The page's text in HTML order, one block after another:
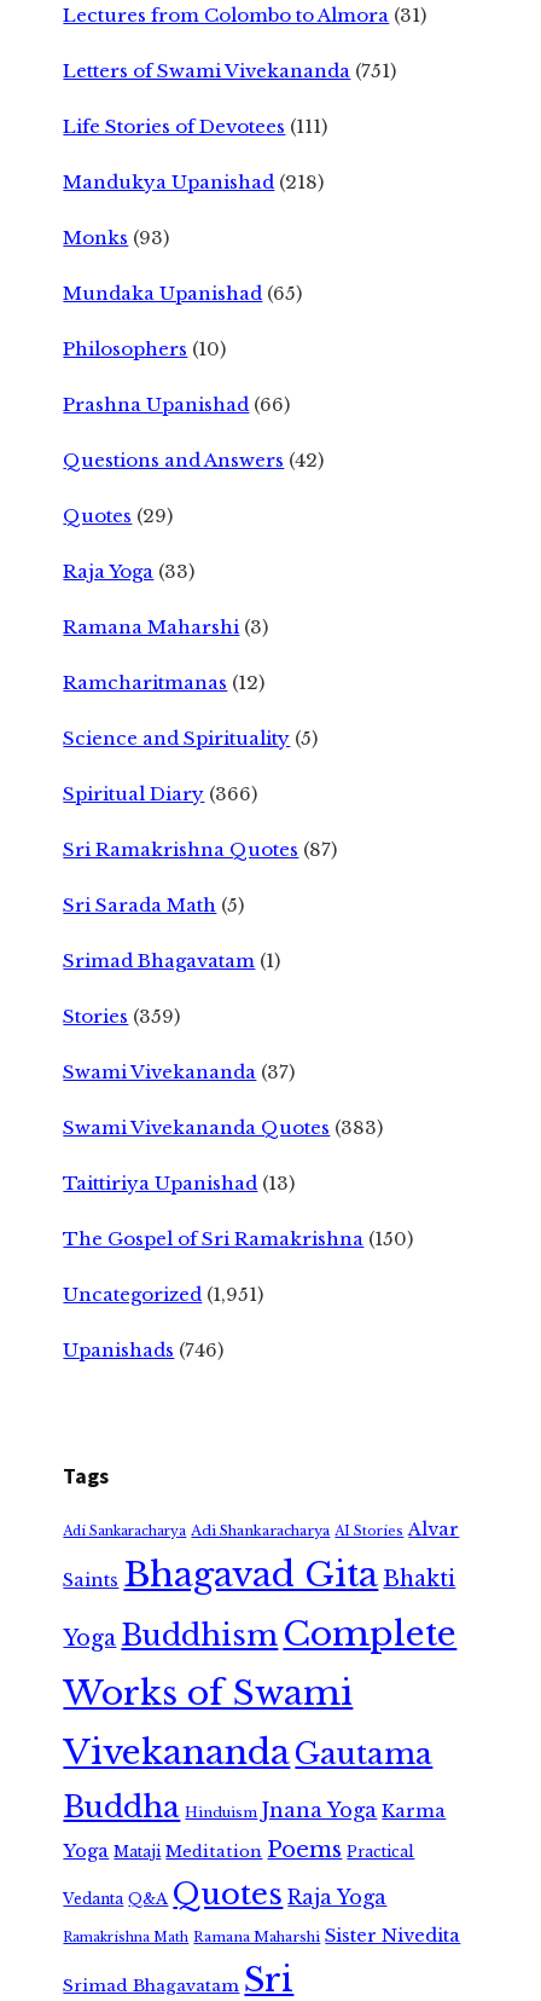
Lectures from Colombo to Almora (31)
Letters of Swami Vivekananda (751)
Life Stories of Devotees (111)
Mandukya Upanishad (218)
Monks (93)
Mundaka Upanishad (65)
Philosophers (10)
Prashna Upanishad (66)
Questions and Answers (42)
Quotes (29)
Raja Yoga (33)
Ramana Maharshi (3)
Ramcharitmanas (12)
Science and Spirituality (5)
Spiritual Diary (366)
Sri Ramakrishna Quotes (87)
Sri Sarada Math (5)
Srimad Bhagavatam (1)
Stories (359)
Swami Vivekananda (37)
Swami Vivekananda Quotes (383)
Taittiriya Upanishad (13)
The Gospel of Sri Ramakrishna (150)
Uncategorized (1,951)
Upanishads (746)
Tags
Adi Sankaracharya Adi Shankaracharya AI Stories Alvar
Saints Bhagavad GitaBhakti
Yoga Buddhism Complete
Works of Swami
VivekanandaGautama
Buddha Hinduism Jnana Yoga Karma
Yoga Mataji Meditation Poems Practical
Vedanta Q&A Quotes Raja Yoga
Ramakrishna Math Ramana Maharshi Sister Nivedita
Srimad Bhagavatam Sri